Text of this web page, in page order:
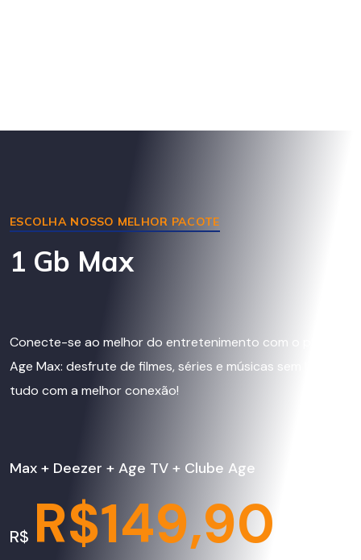
ESCOLHA NOSSO MELHOR PACOTE
1 Gb Max
Conecte-se ao melhor do entretenimento com o plano
Age Max: desfrute de filmes, séries e músicas sem limites,
tudo com a melhor conexão!
Max + Deezer + Age TV + Clube Age
R$ R$149,90